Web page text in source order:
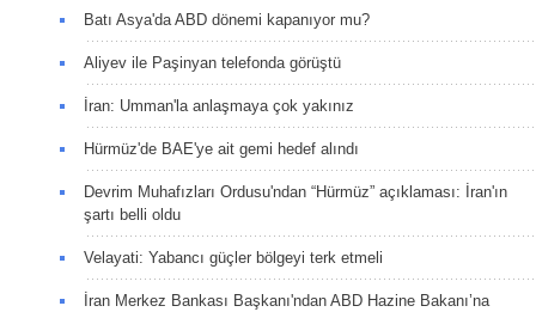
Batı Asya'da ABD dönemi kapanıyor mu?
Aliyev ile Paşinyan telefonda görüştü
İran: Umman'la anlaşmaya çok yakınız
Hürmüz'de BAE'ye ait gemi hedef alındı
Devrim Muhafızları Ordusu'ndan “Hürmüz” açıklaması: İran'ın
şartı belli oldu
Velayati: Yabancı güçler bölgeyi terk etmeli
İran Merkez Bankası Başkanı'ndan ABD Hazine Bakanı’na